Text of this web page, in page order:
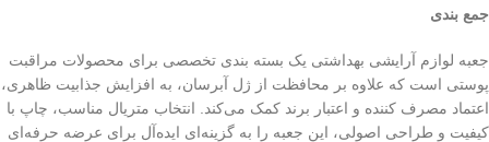
جمع‌ بندی
جعبه لوازم آرایشی بهداشتی یک بسته‌ بندی تخصصی برای محصولات مراقبت
پوستی است که علاوه بر محافظت از ژل آبرسان، به افزایش جذابیت ظاهری،
اعتماد مصرف‌ کننده و اعتبار برند کمک می‌کند. انتخاب متریال مناسب، چاپ با
کیفیت و طراحی اصولی، این جعبه را به گزینه‌ای ایده‌آل برای عرضه حرفه‌ای